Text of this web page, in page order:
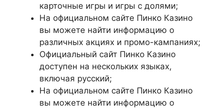
карточные игры и игры с долями;
На официальном сайте Пинко Казино
вы можете найти информацию о
различных акциях и промо-кампаниях;
Официальный сайт Пинко Казино
доступен на нескольких языках,
включая русский;
На официальном сайте Пинко Казино
вы можете найти информацию о